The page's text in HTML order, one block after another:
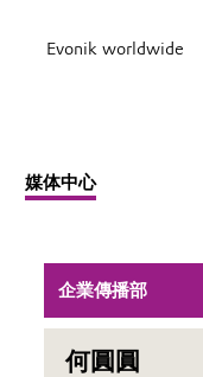
Evonik worldwide
媒体中心
企業傳播部
何圓圓